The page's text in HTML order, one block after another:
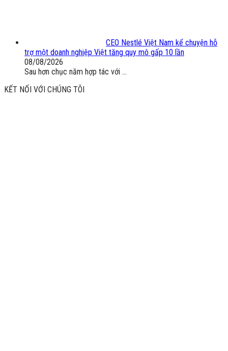
CEO Nestlé Việt Nam kể chuyện hỗ
trợ một doanh nghiệp Việt tăng quy mô gấp 10 lần
08/08/2026
Sau hơn chục năm hợp tác với ...
KẾT NỐI VỚI CHÚNG TÔI